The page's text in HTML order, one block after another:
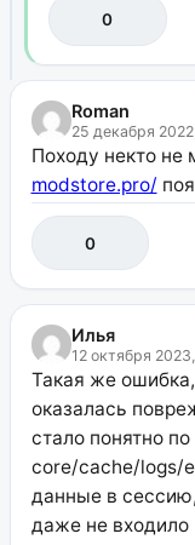
0
Roman
25 декабря
Походу некто
modstore.pro/
0
Илья
12 октября
Такая же
оказалась
стало понятно
core/cache/logs/
данные в
даже не входило